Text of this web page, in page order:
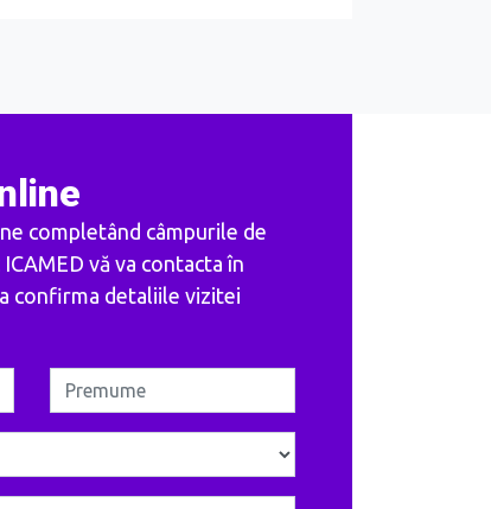
completând câmpurile de
vă va contacta în
confirma detaliile vizitei